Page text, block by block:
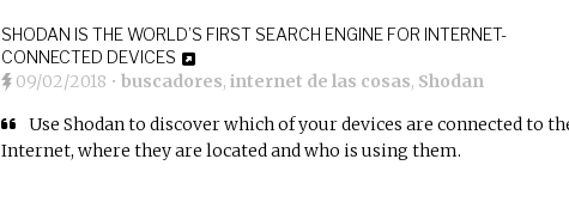
SHODAN IS THE WORLD’S FIRST SEARCH ENGINE FOR INTERNET-
CONNECTED DEVICES
09/02/2018 • buscadores, internet de las cosas, Shodan
Use Shodan to discover which of your devices are connected to
Internet, where they are located and who is using them.